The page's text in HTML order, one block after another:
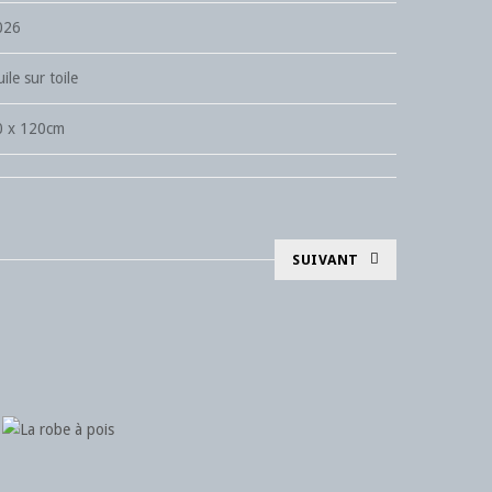
sur toile
x 120cm
SUIVANT